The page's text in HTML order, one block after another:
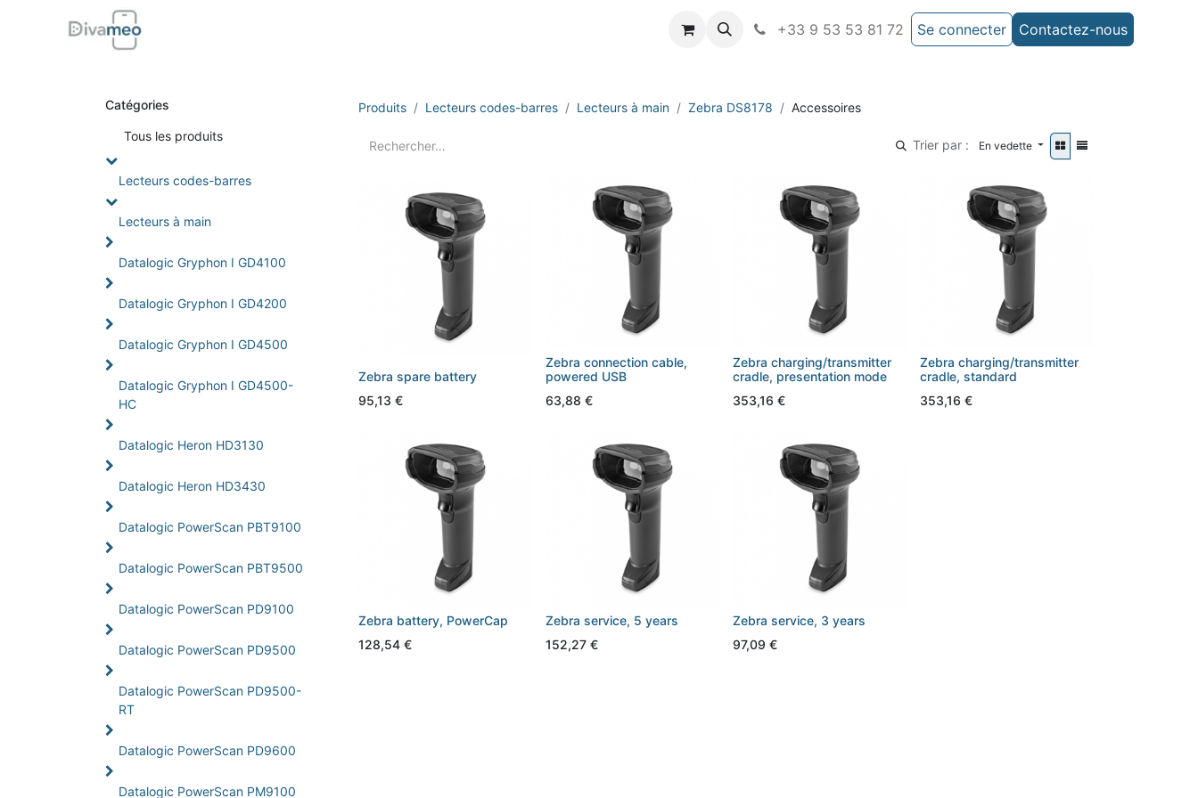
+33 9 53 53 81 72 Se connecter Contactez-nous
Catégories
Tous les produits
Lecteurs codes-barres
Lecteurs à main
Datalogic Gryphon I GD4100
Datalogic Gryphon I GD4200
Datalogic Gryphon I GD4500
Datalogic Gryphon I GD4500-
HC
Datalogic Heron HD3130
Datalogic Heron HD3430
Datalogic PowerScan PBT9100
Datalogic PowerScan PBT9500
Datalogic PowerScan PD9100
Datalogic PowerScan PD9500
Datalogic PowerScan PD9500-
RT
Datalogic PowerScan PD9600
Datalogic PowerScan PM9100
Produits Lecteurs codes-barres Lecteurs à main Zebra DS8178 Accessoires
Trier par : En vedette
Zebra spare battery
95,13 €
Zebra connection cable,
powered USB
63,88 €
Zebra charging/transmitter
cradle, presentation mode
353,16 €
Zebra charging/transmitter
cradle, standard
353,16 €
Zebra battery, PowerCap
128,54 €
Zebra service, 5 years
152,27 €
Zebra service, 3 years
97,09 €